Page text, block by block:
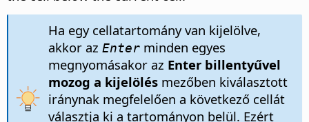
Ha egy cellatartomány van kijelölve,
akkor az Enterminden egyes
megnyomásakor az Enter billentyűvel
mozog a kijelölésmezőben kiválasztott
iránynak megfelelően a következő cellát
választja ki a tartományon belül. Ezért